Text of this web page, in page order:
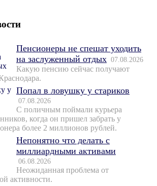
Пенсионеры не спешат уходить
на заслуженный отдых 07.08.2026
Какую пенсию сейчас получают
Попал в ловушку у стариков
07.08.2026
С поличным поймали курьера
когда он пришел забрать у
более 2 миллионов рублей.
Непонятно что делать с
миллиардными активами
06.08.2026
Неожиданная проблема от
активности.